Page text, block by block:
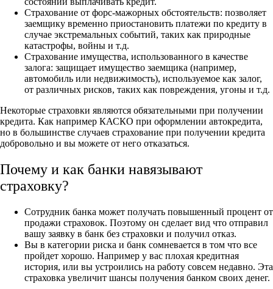
Страхование от форс-мажорных обстоятельств: позволяет
заемщику временно приостановить платежи по кредиту в
случае экстремальных событий, таких как природные
катастрофы, войны и т.д.
Страхование имущества, использованного в качестве
залога: защищает имущество заемщика (например,
автомобиль или недвижимость), используемое как залог,
от различных рисков, таких как повреждения, угоны и т.д.
Некоторые страховки являются обязательными при получении
кредита. Как например КАСКО при оформлении автокредита,
но в большинстве случаев страхование при получении кредита
добровольно и вы можете от него отказаться.
Почему и как банки навязывают
страховку?
Сотрудник банка может получать повышенный процент от
продажи страховок. Поэтому он сделает вид что отправил
вашу заявку в банк без страховки и получил отказ.
Вы в категории риска и банк сомневается в том что все
пройдет хорошо. Например у вас плохая кредитная
история, или вы устроились на работу совсем недавно. Эта
страховка увеличит шансы получения банком своих денег.